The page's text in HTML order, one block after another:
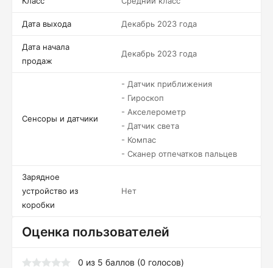
Дата выхода Декабрь 2023 года
Дата начала
продаж
Декабрь 2023 года
Сенсоры и датчики
- Датчик приближения
- Гироскоп
- Акселерометр
- Датчик света
- Компас
- Сканер отпечатков пальцев
Зарядное
устройство из
коробки
Нет
Оценка пользователей
0 из 5 баллов (0 голосов)